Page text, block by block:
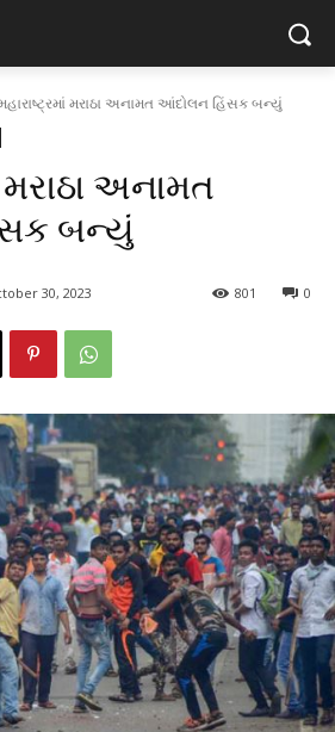
મરાઠા અનામત આંદોલન હિંસક બન્યું
મરાઠા અનામત
બન્યું
30, 2023 0
801